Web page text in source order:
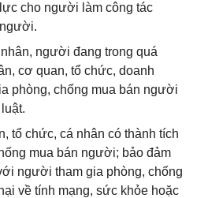
cho người làm công tác
người đang trong quá
cơ quan, tổ chức, doanh
phòng, chống mua bán người
tổ chức, cá nhân có thành tích
mua bán người; bảo đảm
người tham gia phòng, chống
về tính mạng, sức khỏe hoặc